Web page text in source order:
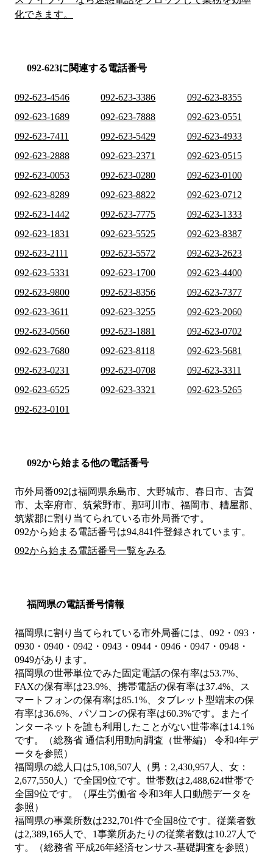
化できます。
092-623に関連する電話番号
092-623-4546 092-623-3386
092-623-8355
092-623-1689
092-623-7888
092-623-0551
092-623-7411
092-623-5429
092-623-4933
092-623-2888
092-623-2371
092-623-0515
092-623-0053
092-623-0280
092-623-0100
092-623-8289
092-623-8822
092-623-0712
092-623-1442
092-623-7775
092-623-1333
092-623-1831
092-623-5525
092-623-8387
092-623-2111
092-623-5572
092-623-2623
092-623-5331
092-623-1700
092-623-4400
092-623-9800
092-623-8356
092-623-7377
092-623-3611
092-623-3255
092-623-2060
092-623-0560
092-623-1881
092-623-0702
092-623-7680
092-623-8118
092-623-5681
092-623-0231
092-623-0708
092-623-3311
092-623-6525
092-623-3321
092-623-5265
092-623-0101
092から始まる他の電話番号
市外局番092は福岡県糸島市、大野城市、春日市、古賀
市、太宰府市、筑紫野市、那珂川市、福岡市、糟屋郡、
筑紫郡に割り当てられている市外局番です。
092から始まる電話番号は94,841件登録されています。
092から始まる電話番号一覧をみる
福岡県の電話番号情報
福岡県に割り当てられている市外局番には、092・093・
0930・0940・0942・0943・0944・0946・0947・0948・
0949があります。
福岡県の世帯単位でみた固定電話の保有率は53.7%、
FAXの保有率は23.9%、携帯電話の保有率は37.4%、ス
マートフォンの保有率は85.1%、タブレット型端末の保
有率は36.6%、パソコンの保有率は60.3%です。またイ
ンターネットを誰も利用したことがない世帯率は14.1%
です。（総務省 通信利用動向調査（世帯編） 令和4年デ
ータを参照）
福岡県の総人口は5,108,507人（男：2,430,957人、女：
2,677,550人）で全国9位です。世帯数は2,488,624世帯で
全国9位です。（厚生労働省 令和3年人口動態データを
参照）
福岡県の事業所数は232,701件で全国8位です。従業者数
は2,389,165人で、1事業所あたりの従業者数は10.27人で
す。（総務省 平成26年経済センサス‐基礎調査を参照）